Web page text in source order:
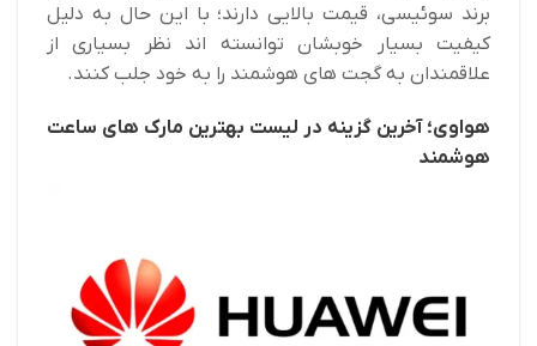
برند سوئيسی، قیمت بالایی دارند؛ با این حال به دلیل
کیفیت بسیار خوبشان توانسته اند نظر بسیاری از
علاقمندان به گجت های هوشمند را به خود جلب کنند.
هواوی؛ آخرین گزینه در لیست بهترین مارک های ساعت
هوشمند